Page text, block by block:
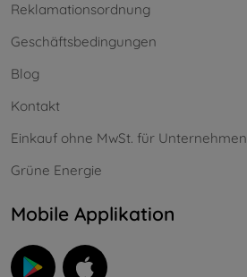
Reklamationsordnung
Geschäftsbedingungen
Blog
Kontakt
Einkauf ohne MwSt. für Unternehmen
Grüne Energie
Mobile Applikation